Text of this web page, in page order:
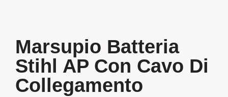
Marsupio Batteria
Stihl AP Con Cavo Di
Collegamento